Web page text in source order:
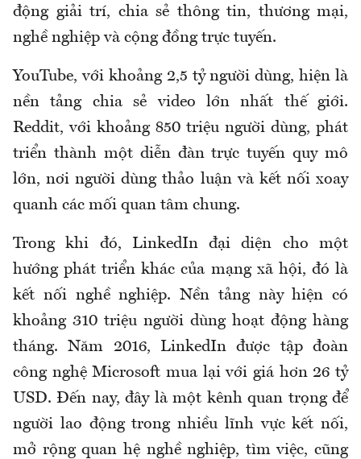
động giải trí, chia sẻ thông tin, thương mại,
nghề nghiệp và cộng đồng trực tuyến.
YouTube, với khoảng 2,5 tỷ người dùng, hiện là
nền tảng chia sẻ video lớn nhất thế giới.
Reddit, với khoảng 850 triệu người dùng, phát
triển thành một diễn đàn trực tuyến quy mô
lớn, nơi người dùng thảo luận và kết nối xoay
quanh các mối quan tâm chung.
Trong khi đó, LinkedIn đại diện cho một
hướng phát triển khác của mạng xã hội, đó là
kết nối nghề nghiệp. Nền tảng này hiện có
khoảng 310 triệu người dùng hoạt động hàng
tháng. Năm 2016, LinkedIn được tập đoàn
công nghệ Microsoft mua lại với giá hơn 26 tỷ
USD. Đến nay, đây là một kênh quan trọng để
người lao động trong nhiều lĩnh vực kết nối,
mở rộng quan hệ nghề nghiệp, tìm việc, cũng